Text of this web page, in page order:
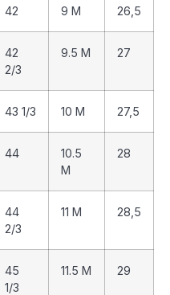
42 9 M 26,5
42
2/3
9.5 M 27
43 1/3 10 M 27,5
44
10.5
M
28
44
2/3
11 M 28,5
45
1/3
11.5 M 29